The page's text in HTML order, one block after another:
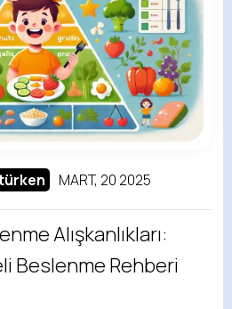
MART, 20 2025
Alışkanlıkları:
Beslenme Rehberi